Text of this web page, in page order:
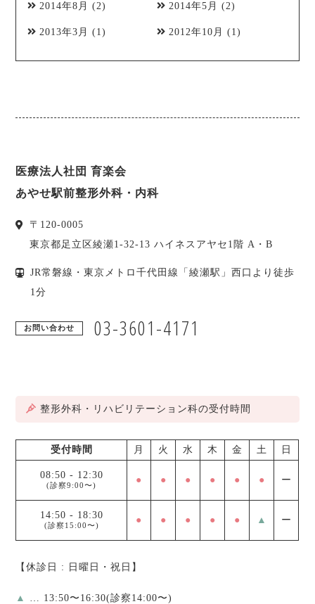
2014年8月 (2) 2014年5月 (2)
2013年3月 (1) 2012年10月 (1)
医療法人社団 育楽会
あやせ駅前整形外科・内科
〒 120-0005
東京都足立区綾瀬1-32-13 ハイネスアヤセ1階 A・B
JR常磐線・東京メトロ千代田線「綾瀬駅」西口より徒歩
1分
お問い合わせ 03-3601-4171
整形外科・リハビリテーション科の受付時間
受付時間 月 火 水 木 金 土 日
08:50 - 12:30
(診察9:00〜) ● ● ● ● ● ● ー
14:50 - 18:30
(診察15:00〜) ● ● ● ● ● ▲ ー
【休診日 : 日曜日・祝日】
▲
… 13:50〜16:30(診察14:00〜)